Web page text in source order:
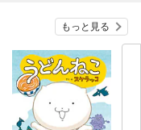
もっと見る